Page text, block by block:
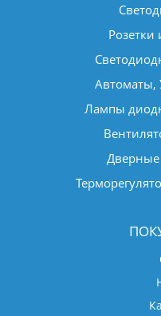
Автоматы,
Лампы
Дверные